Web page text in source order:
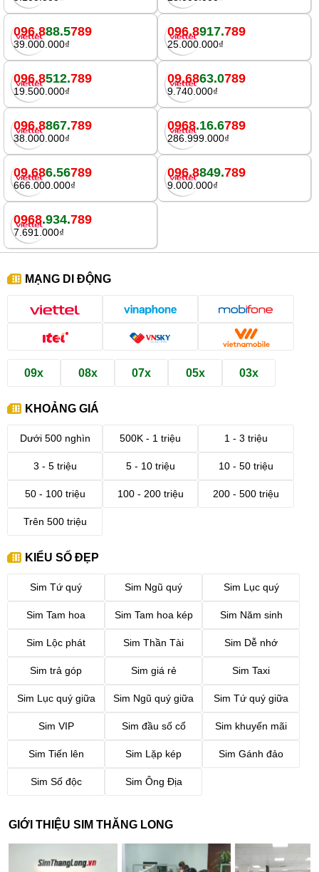
096.888.5789
39.000.000₫
096.8917.789
25.000.000₫
096.8512.789
19.500.000₫
09.6863.0789
9.740.000₫
096.8867.789
38.000.000₫
0968.16.6789
286.999.000₫
09.686.56789
666.000.000₫
096.8849.789
9.000.000₫
0968.934.789
7.691.000₫
MẠNG DI ĐỘNG
09x 08x 07x 05x 03x
KHOẢNG GIÁ
Dưới 500 nghìn 500K - 1 triệu 1 - 3 triệu
3 - 5 triệu 5 - 10 triệu 10 - 50 triệu
50 - 100 triệu 100 - 200 triệu 200 - 500 triệu
Trên 500 triệu
KIỂU SỐ ĐẸP
Sim Tứ quý Sim Ngũ quý Sim Lục quý
Sim Tam hoa Sim Tam hoa kép Sim Năm sinh
Sim Lộc phát Sim Thần Tài Sim Dễ nhớ
Sim trả góp Sim giá rẻ Sim Taxi
Sim Lục quý giữa Sim Ngũ quý giữa Sim Tứ quý giữa
Sim VIP Sim đầu số cổ Sim khuyến mãi
Sim Tiến lên Sim Lặp kép Sim Gánh đảo
Sim Số độc Sim Ông Địa
GIỚI THIỆU SIM THĂNG LONG